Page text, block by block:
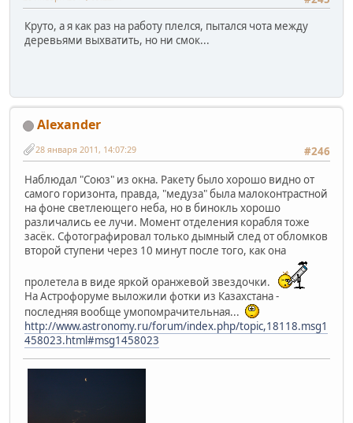
Круто, а я как раз на работу плелся, пытался чота между
деревьями выхватить, но ни смок...
Alexander
#246
28 января 2011, 14:07:29
Наблюдал "Союз" из окна. Ракету было хорошо видно от
самого горизонта, правда, "медуза" была малоконтрастной
на фоне светлеющего неба, но в бинокль хорошо
различались ее лучи. Момент отделения корабля тоже
засёк. Сфотографировал только дымный след от обломков
второй ступени через 10 минут после того, как она
пролетела в виде яркой оранжевой звездочки.
На Астрофоруме выложили фотки из Казахстана -
последняя вообще умопомрачительная...
http://www.astronomy.ru/forum/index.php/topic,18118.msg1
458023.html#msg1458023